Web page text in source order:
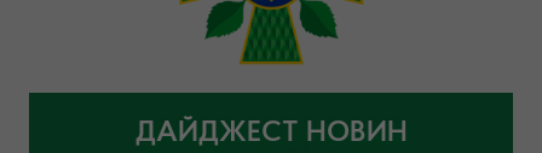
ДАЙДЖЕСТ НОВИН